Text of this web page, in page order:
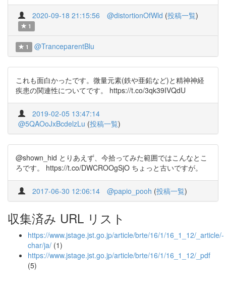
2020-09-18 21:15:56 @distortionOfWld (投稿一覧)
1
1 @TranceparentBlu
これも面白かったです。微量元素(鉄や亜鉛など)と精神神経
疾患の関連性についてです。 https://t.co/3qk39IVQdU
2019-02-05 13:47:14
@5QAOoJxBcdelzLu (投稿一覧)
@shown_hid とりあえず、今拾ってみた範囲ではこんなとこ
ろです。 https://t.co/DWCROOgSjO ちょっと古いですが。
2017-06-30 12:06:14 @papio_pooh (投稿一覧)
収集済み URL リスト
https://www.jstage.jst.go.jp/article/brte/16/1/16_1_12/_article/-
char/ja/ (1)
https://www.jstage.jst.go.jp/article/brte/16/1/16_1_12/_pdf
(5)